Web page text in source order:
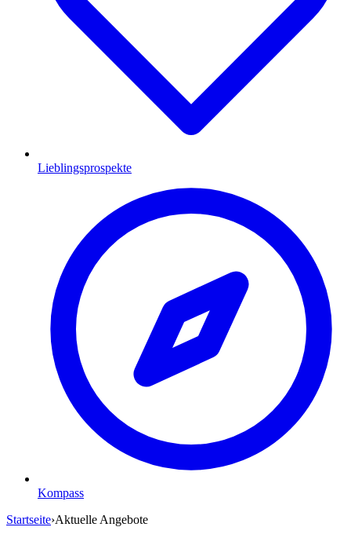
Lieblingsprospekte
Kompass
Startseite›Aktuelle Angebote